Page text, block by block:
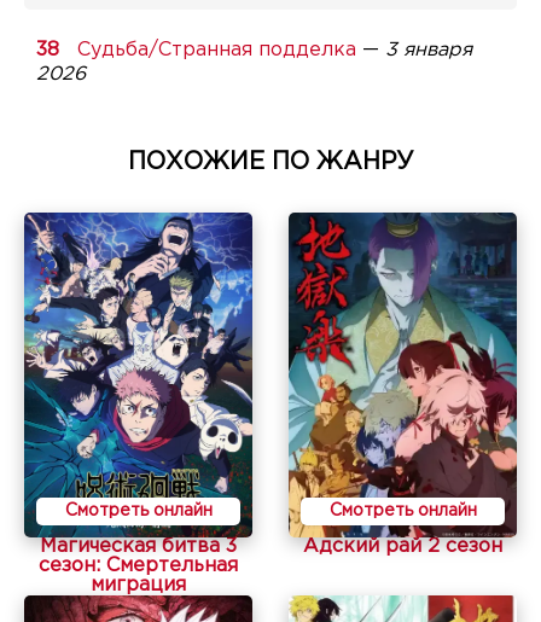
Судьба/Странная подделка — 3 января
2026
ПОХОЖИЕ ПО ЖАНРУ
Смотреть онлайн
Магическая битва 3
сезон: Смертельная
миграция
Смотреть онлайн
Адский рай 2 сезон